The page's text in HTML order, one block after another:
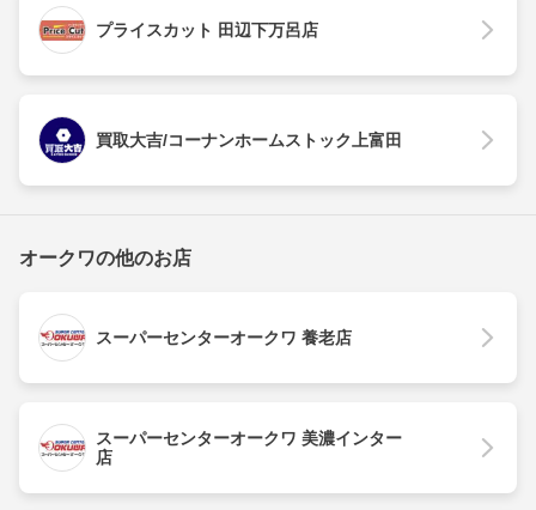
プライスカット 田辺下万呂店
買取大吉/コーナンホームストック上富田
オークワの他のお店
スーパーセンターオークワ 養老店
スーパーセンターオークワ 美濃インター
店